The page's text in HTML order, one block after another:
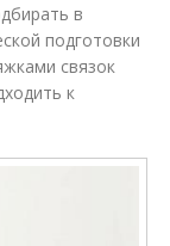
в
подготовки
связок
к